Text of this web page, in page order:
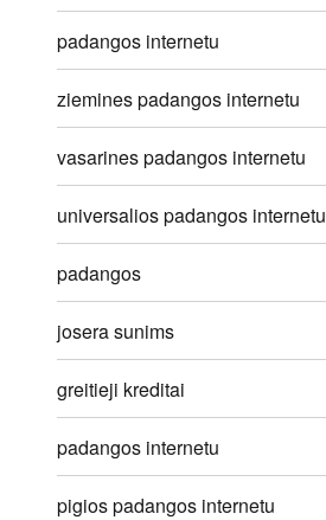
padangos internetu
ziemines padangos internetu
vasarines padangos internetu
universalios padangos internetu
padangos
josera sunims
greitieji kreditai
padangos internetu
pigios padangos internetu